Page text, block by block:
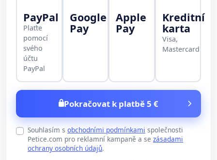
PayPal
Plaťte
pomocí
svého
účtu
PayPal
Google
Pay
Apple
Pay
Kreditní
karta
Visa,
Mastercard
Pokračovat k platbě 5 €
Souhlasím s obchodními podmínkami společnosti
Petice.com pro reklamní kampaně a se zásadami
ochrany osobních údajů.